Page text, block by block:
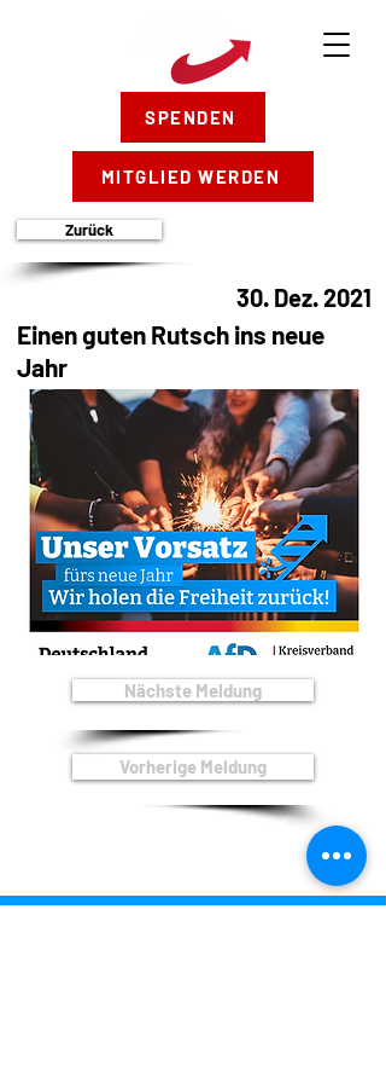
SPENDEN
MITGLIED WERDEN
Zurück
30. Dez. 2021
Einen guten Rutsch ins neue
Jahr
Nächste Meldung
Vorherige Meldung